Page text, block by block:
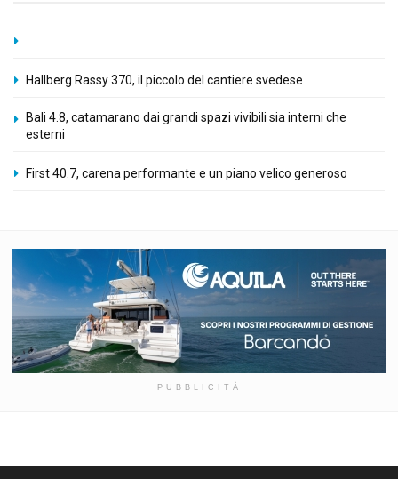
Hallberg Rassy 370, il piccolo del cantiere svedese
Bali 4.8, catamarano dai grandi spazi vivibili sia interni che
esterni
First 40.7, carena performante e un piano velico generoso
PUBBLICITÀ